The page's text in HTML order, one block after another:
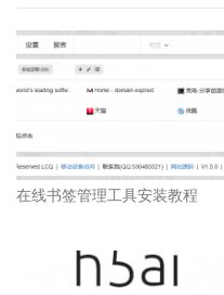
在线书签管理工具安装教程